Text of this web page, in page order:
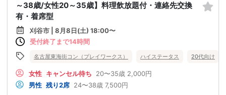
～38歳/女性20～35歳】料理飲放題付・連絡先交換
有・着席型
刈谷市 | 8月8日(土) 18:00〜
受付終了まで14時間
名古屋東海街コン（プレイワークス） ハイステータス 20代向け
女性 キャンセル待ち 20〜35歳 2,000円
男性 残り2席 24〜38歳 7,500円